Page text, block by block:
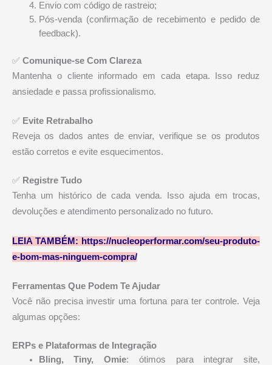
Envio com código de rastreio;
Pós-venda (confirmação de recebimento e pedido de
feedback).
✅ Comunique-se Com Clareza
Mantenha o cliente informado em cada etapa. Isso reduz
ansiedade e passa profissionalismo.
✅ Evite Retrabalho
Reveja os dados antes de enviar, verifique se os produtos
estão corretos e evite esquecimentos.
✅ Registre Tudo
Tenha um histórico de cada venda. Isso ajuda em trocas,
devoluções e atendimento personalizado no futuro.
LEIA TAMBÉM: https://nucleoperformar.com/seu-produto-
e-bom-mas-ninguem-compra/
Ferramentas Que Podem Te Ajudar
Você não precisa investir uma fortuna para ter controle. Veja
algumas opções:
ERPs e Plataformas de Integração
Bling, Tiny, Omie: ótimos para integrar site,